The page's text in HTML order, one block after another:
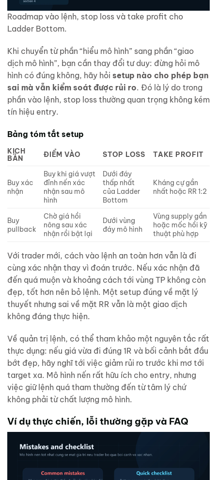
Roadmap vào lệnh, stop loss và take profit cho
Ladder Bottom.
Khi chuyển từ phần “hiểu mô hình” sang phần “giao
dịch mô hình”, bạn cần thay đổi tư duy: đừng hỏi mô
hình có đúng không, hãy hỏi setup nào cho phép bạn
sai mà vẫn kiểm soát được rủi ro. Đó là lý do trong
phần vào lệnh, stop loss thường quan trọng không kém
tín hiệu entry.
Bảng tóm tắt setup
KỊCH
BẢN
ĐIỂM VÀO STOP LOSS TAKE PROFIT
Buy xác
nhận
Buy khi giá vượt
đỉnh nến xác
nhận sau mô
hình
Dưới đáy
thấp nhất
của Ladder
Bottom
Kháng cự gần
nhất hoặc RR 1:2
Buy
pullback
Chờ giá hồi
nông sau xác
nhận rồi bật lại
Dưới vùng
đáy mô hình
Vùng supply gần
hoặc mốc hồi kỹ
thuật phù hợp
Với trader mới, cách vào lệnh an toàn hơn vẫn là đi
cùng xác nhận thay vì đoán trước. Nếu xác nhận đã
đến quá muộn và khoảng cách tới vùng TP không còn
đẹp, tốt hơn nên bỏ lệnh. Một setup đúng về mặt lý
thuyết nhưng sai về mặt RR vẫn là một giao dịch
không đáng thực hiện.
Về quản trị lệnh, có thể tham khảo một nguyên tắc rất
thực dụng: nếu giá vừa đi đúng 1R và bối cảnh bắt đầu
bớt đẹp, hãy nghĩ tới việc giảm rủi ro trước khi mơ tới
target xa. Mô hình nến rất hữu ích cho entry, nhưng
việc giữ lệnh quá tham thường đến từ tâm lý chứ
không phải từ chất lượng mô hình.
Ví dụ thực chiến, lỗi thường gặp và FAQ